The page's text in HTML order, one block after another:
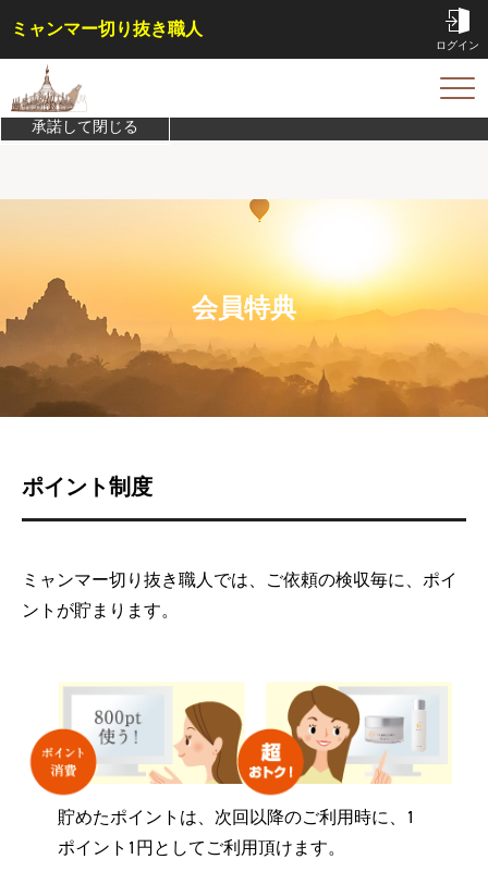
このサイトは機能実現/改善のためにCookieを利用します。
プライバシ
ーポリシーを確認
承諾して閉じる
ミャンマー切り抜き職人
ログイン
ご依頼方法
TOP
サービス内容・料金
お問い合わせ
会員特典
ポイント制度
ミャンマー切り抜き職人では、ご依頼の検収毎に、ポイ
ントが貯まります。
貯めたポイントは、次回以降のご利用時に、1
ポイント1円としてご利用頂けます。